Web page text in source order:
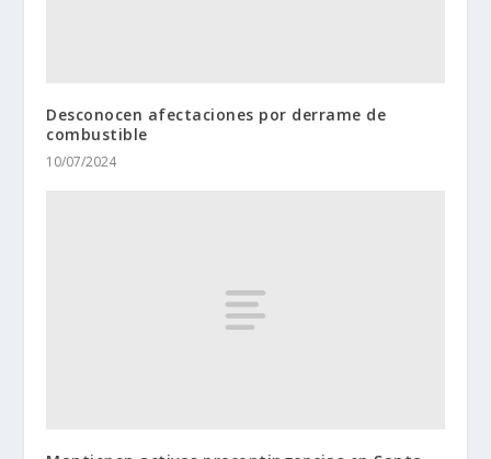
Desconocen afectaciones por derrame de
combustible
10/07/2024